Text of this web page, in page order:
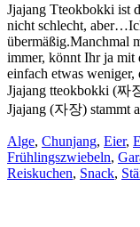
Jjajang Tteokbokki ist
nicht schlecht,
übermäßig.Manchmal
immer, könnt Ihr ja mit
einfach etwas weniger,
Jjajang tteokbokki (짜
Jjajang (자장) stammt
Alge, Chunjang, Eier,
Frühlingszwiebeln,
Reiskuchen, Snack,